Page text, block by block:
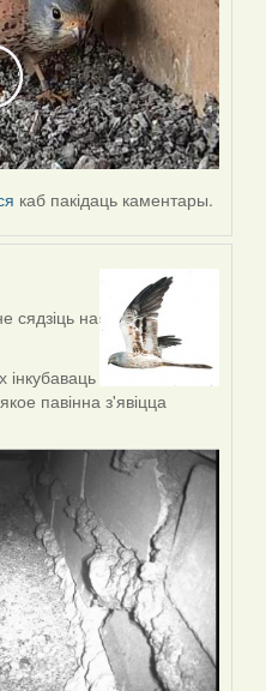
каб пакідаць каментары.
сядзіць на
інкубаваць
павінна з'явіцца